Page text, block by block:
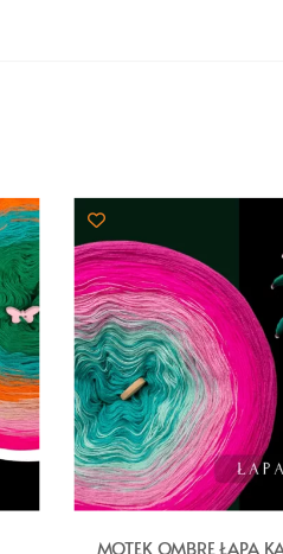
MOTEK OMBRE ŁAPA